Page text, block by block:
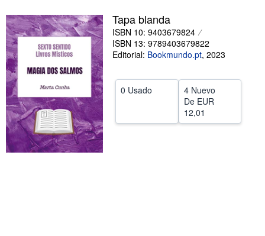
Vendedores
Comenzar a vender
Ayuda
Tapa blanda
ISBN 10: 9403679824
ISBN 13: 9789403679822
Editorial: Bookmundo.pt, 2023
0 Usado
4 Nuevo
De EUR
12,01